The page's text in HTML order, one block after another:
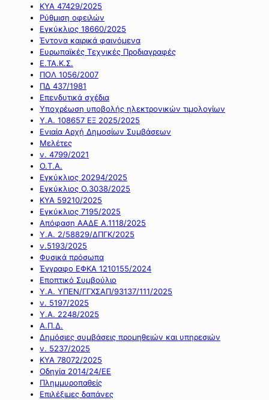
ΚΥΑ 47429/2025
Ρύθμιση οφειλών
Εγκύκλιος 18660/2025
Έντονα καιρικά φαινόμενα
Ευρωπαϊκές Τεχνικές Προδιαγραφές
Ε.ΤΑ.Κ.Σ.
ΠΟΛ 1056/2007
ΠΔ 437/1981
Επενδυτικά σχέδια
Υποχρέωση υποβολής ηλεκτρονικών τιμολογίων
Υ.Α. 108657 ΕΞ 2025/2025
Ενιαία Αρχή Δημοσίων Συμβάσεων
Μελέτες
ν. 4799/2021
Ο.Τ.Α.
Εγκύκλιος 20294/2025
Εγκύκλιος Ο.3038/2025
ΚΥΑ 59210/2025
Εγκύκλιος 7195/2025
Απόφαση ΑΑΔΕ Α.1118/2025
Υ.Α. 2/58829/ΔΠΓΚ/2025
ν.5193/2025
Φυσικά πρόσωπα
Έγγραφο ΕΦΚΑ 1210155/2024
Εποπτικό Συμβούλιο
Υ.Α. ΥΠΕΝ/ΓΓΧΣΑΠ/93137/111/2025
ν. 5197/2025
Υ.Α. 2248/2025
Α.Π.Δ.
Δημόσιες συμβάσεις προμηθειών και υπηρεσιών
ν. 5237/2025
ΚΥΑ 78072/2025
Οδηγία 2014/24/ΕΕ
Πλημμυροπαθείς
Επιλέξιμες δαπάνες